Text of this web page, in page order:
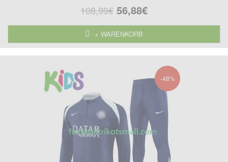
108,99€ 56,88€
+ WARENKORB
-48%